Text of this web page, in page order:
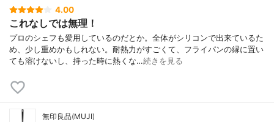
4.00
これなしでは無理！
プロのシェフも愛用しているのだとか。全体がシリコンで出来ているた
め、少し重めかもしれない。耐熱力がすごくて、フライパンの縁に置い
ても溶けないし、持った時に熱くな…続きを見る
無印良品(MUJI)